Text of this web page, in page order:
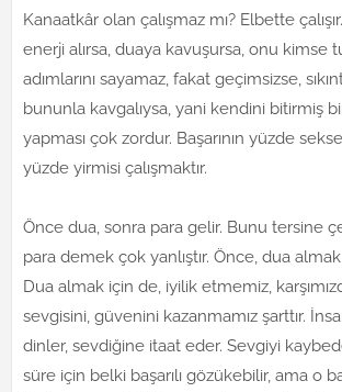
Kanaatkâr olan çalışmaz mı? Elbette
enerji alırsa, duaya kavuşursa, onu kimse
adımlarını sayamaz, fakat geçimsizse,
bununla kavgalıysa, yani kendini bitirmiş
yapması çok zordur. Başarının yüzde
yüzde yirmisi çalışmaktır.
Önce dua, sonra para gelir. Bunu tersine
para demek çok yanlıştır. Önce, dua almak
Dua almak için de, iyilik etmemiz,
sevgisini, güvenini kazanmamız şarttır.
dinler, sevdiğine itaat eder. Sevgiyi
süre için belki başarılı gözükebilir, ama o